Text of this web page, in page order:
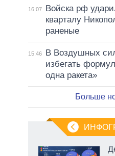
16:07
Войска рф
кварталу
раненые
15:46
В Воздушных
избегать
одна ракета»
Больше